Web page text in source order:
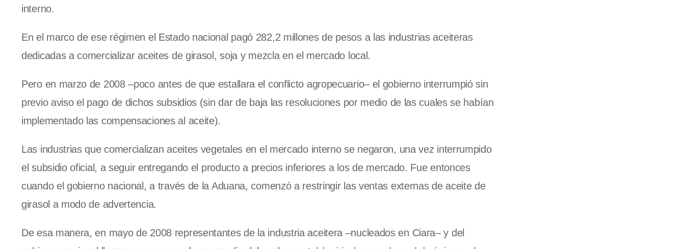
interno.
En el marco de ese régimen el Estado nacional pagó 282,2 millones de pesos a las industrias aceiteras
dedicadas a comercializar aceites de girasol, soja y mezcla en el mercado local.
Pero en marzo de 2008 –poco antes de que estallara el conflicto agropecuario– el gobierno interrumpió sin
previo aviso el pago de dichos subsidios (sin dar de baja las resoluciones por medio de las cuales se habían
implementado las compensaciones al aceite).
Las industrias que comercializan aceites vegetales en el mercado interno se negaron, una vez interrumpido
el subsidio oficial, a seguir entregando el producto a precios inferiores a los de mercado. Fue entonces
cuando el gobierno nacional, a través de la Aduana, comenzó a restringir las ventas externas de aceite de
girasol a modo de advertencia.
De esa manera, en mayo de 2008 representantes de la industria aceitera –nucleados en Ciara– y del